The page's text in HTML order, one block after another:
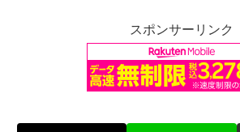
スポンサーリンク